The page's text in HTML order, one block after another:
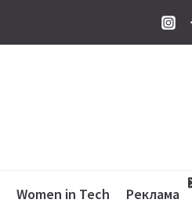
Women in Tech Реклама